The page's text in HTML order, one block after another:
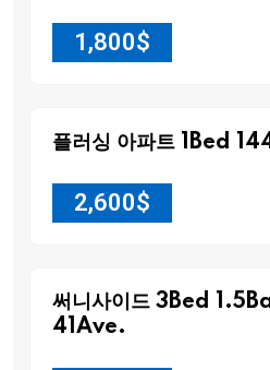
1,800$
플러싱 아파트 1Bed
2,600$
써니사이드 3Bed
41Ave.